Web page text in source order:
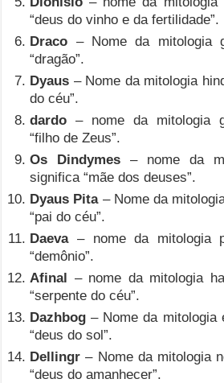
“deus do vinho e da fertilidade”.
Draco – Nome da mitologia
“dragão”.
Dyaus – Nome da mitologia
do céu”.
dardo – nome da mitologia
“filho de Zeus”.
Os Dindymes – nome da
significa “mãe dos deuses”.
Dyaus Pita– Nome da
“pai do céu”.
Daeva– nome da mitologia
“demônio”.
Afinal – nome da mitologia
“serpente do céu”.
Dazhbog – Nome da mitologia
“deus do sol”.
Dellingr – Nome da mitologia
“deus do amanhecer”.